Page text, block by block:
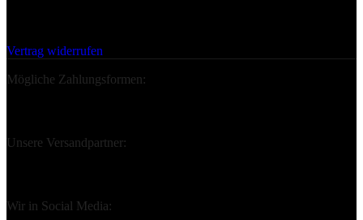
Vertrag widerrufen
Mögliche Zahlungsformen:
Unsere Versandpartner:
Wir in Social Media: